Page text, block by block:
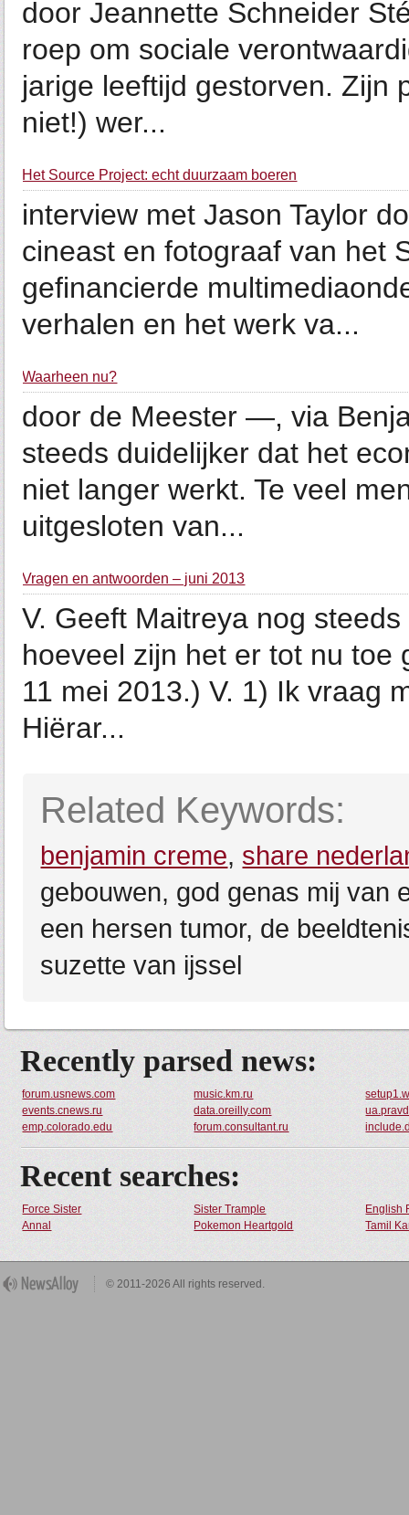
door Jeannette Schneider
roep om sociale
jarige leeftijd gestorven. Zijn
niet!) wer...
Het Source Project: echt duurzaam boeren
interview met Jason Taylor
cineast en fotograaf van het
gefinancierde
verhalen en het werk va...
Waarheen nu?
door de Meester —, via
steeds duidelijker dat het
niet langer werkt. Te veel
uitgesloten van...
Vragen en antwoorden – juni 2013
V. Geeft Maitreya nog
hoeveel zijn het er tot nu toe
11 mei 2013.) V. 1) Ik vraag
Hiërar...
Related Keywords:
benjamin creme, share
gebouwen, god genas mij van
een hersen tumor, de
suzette van ijssel
Recently parsed news:
forum.usnews.com music.km.ru
events.cnews.ru
data.oreilly.com
emp.colorado.edu
forum.consultant.ru
Recent searches:
Force Sister Sister Trample
English
Annal
Pokemon Heartgold Tamil
© 2011-2026 All rights reserved.